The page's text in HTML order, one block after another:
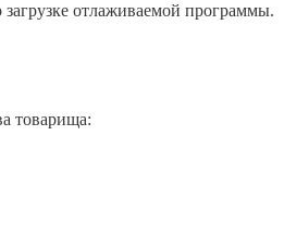
отлаживаемой программы.
товарища: